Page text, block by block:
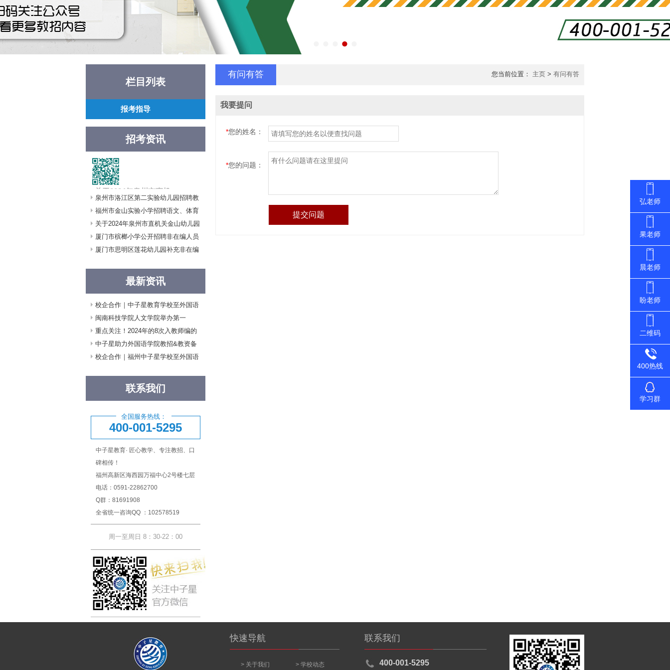
栏目列表
报考指导
招考资讯
关于2024年泉州市直机
关金山幼儿园公开招聘
编制内新任教师面试的
公告
泉州市洛江区第二实验幼儿园招聘教
师啦
福州市金山实验小学招聘语文、体育
教师各1名
关于2024年泉州市直机关金山幼儿园
公开招聘编制内新任教师面试的公告
厦门市槟榔小学公开招聘非在编人员
简章
厦门市思明区莲花幼儿园补充非在编
最新资讯
校企合作｜中子星教育学校至外国语
学院宣讲
闽南科技学院人文学院举办第一
届“中子星”杯教师招聘模拟考试大赛
重点关注！2024年的8次入教师编的
机会！@福建考生
中子星助力外国语学院教招&教资备
考规划培训会
校企合作｜福州中子星学校至外国语
联系我们
全国服务热线：
400-001-5295
中子星教育· 匠心教学、专注教招、口
碑相传！
福州高新区海西园万福中心2号楼七层
电话：0591-22862700
Q群：81691908
全省统一咨询QQ ：102578519
周一至周日 8：30-22：00
有问有答 您当前位置： 主页 > 有问有答
我要提问
*您的姓名：
*您的问题：
快速导航
> 关于我们 > 学校动态
联系我们
400-001-5295
弘老师
果老师
晨老师
盼老师
二维码
400热线
学习群